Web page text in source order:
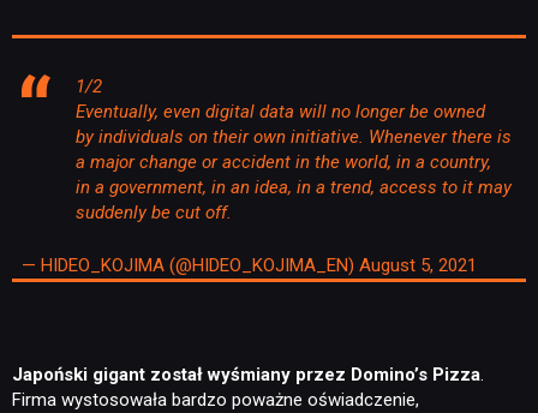
1/2
Eventually, even digital data will no longer be owned
by individuals on their own initiative. Whenever there is
a major change or accident in the world, in a country,
in a government, in an idea, in a trend, access to it may
suddenly be cut off.
— HIDEO_KOJIMA (@HIDEO_KOJIMA_EN) August 5, 2021
Japoński gigant został wyśmiany przez Domino’s Pizza.
Firma wystosowała bardzo poważne oświadczenie,